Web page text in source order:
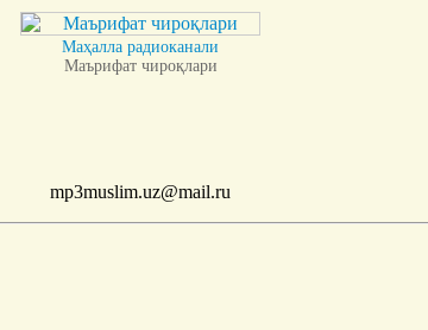
Маҳалла радиоканали
Маърифат чироқлари
mp3muslim.uz@mail.ru